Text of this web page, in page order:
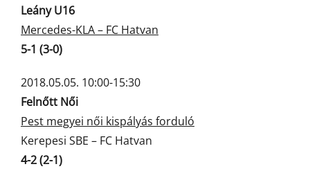
Leány U16
Mercedes-KLA – FC Hatvan
5-1 (3-0)
2018.05.05. 10:00-15:30
Felnőtt Női
Pest megyei női kispályás forduló
Kerepesi SBE – FC Hatvan
4-2 (2-1)